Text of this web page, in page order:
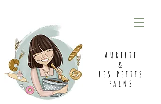
AURELIE
&
LES PETITS
PAINS